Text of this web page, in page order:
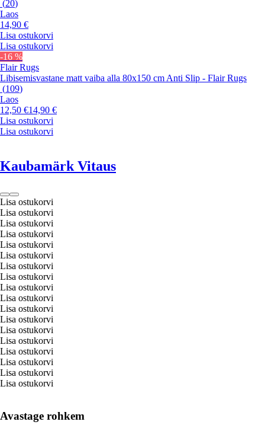
(20)
Laos
14,90 €
Lisa ostukorvi
Lisa ostukorvi
-16 %
Flair Rugs
Libisemisvastane matt vaiba alla 80x150 cm Anti Slip - Flair Rugs
(109)
Laos
12,50 €14,90 €
Lisa ostukorvi
Lisa ostukorvi
Kaubamärk Vitaus
Lisa ostukorvi
Lisa ostukorvi
Lisa ostukorvi
Lisa ostukorvi
Lisa ostukorvi
Lisa ostukorvi
Lisa ostukorvi
Lisa ostukorvi
Lisa ostukorvi
Lisa ostukorvi
Lisa ostukorvi
Lisa ostukorvi
Lisa ostukorvi
Lisa ostukorvi
Lisa ostukorvi
Lisa ostukorvi
Lisa ostukorvi
Lisa ostukorvi
Avastage rohkem